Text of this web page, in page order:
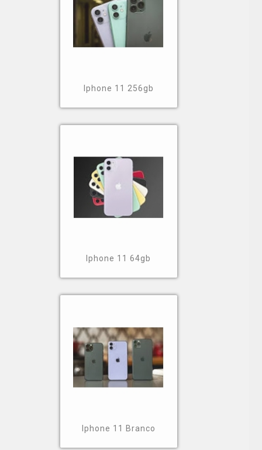
Iphone 11 256gb
Iphone 11 64gb
Iphone 11 Branco